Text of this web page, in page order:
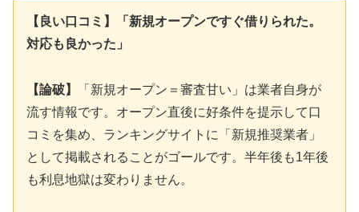
【良い口コミ】「新規オープンですぐ借りられた。
対応も良かった」
【論破】
「新規オープン＝審査甘い」は業者自身が
流す情報です。オープン直後に好条件を提示して口
コミを集め、ランキングサイトに「新規推奨業者」
として掲載されることがゴールです。半年後も1年後
も利息地獄は変わりません。